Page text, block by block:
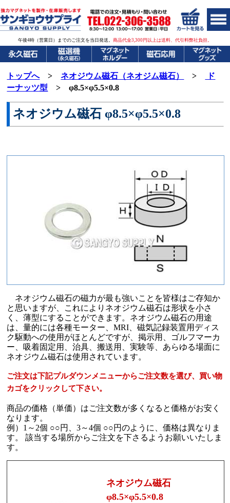
午後4時（営業日）までのご注文を当日発送。 商品代金3,300円以上は送料、代引料弊社負担。
トップへ>ネオジウム磁石（ネオジム磁石） >
ド
ーナッツ型 > φ8.5×φ5.5×0.8
ネオジウム磁石 φ8.5×φ5.5×0.8
ネオジウム磁石の磁力が最も強いことを皆様はご存知か
と思いますが、これによりネオジウム磁石は形状を小さ
く、薄型にすることができます。ネオジウム磁石の用途
は、量的には各種モーター、MRI、磁気記録装置用ディス
ク駆動への使用がほとんどですが、掲示用、ゴルフマーカ
ー、吸着固定用、治具、搬送用、実験等、あらゆる場面に
ネオジウム磁石は使用されています。
ご注文は下記プルダウンメニューからご注文数を選び、買い物
カゴをクリックして下さい。
商品の価格（単価）はご注文数が多くなると価格がお安く
なります。
例）1～2個 ○○円、3～4個 ○○円のように、価格は異なりま
す。 該当する場所からご注文を下さるようお願いいたしま
す。
ネオジウム磁石
φ8.5×φ5.5×0.8